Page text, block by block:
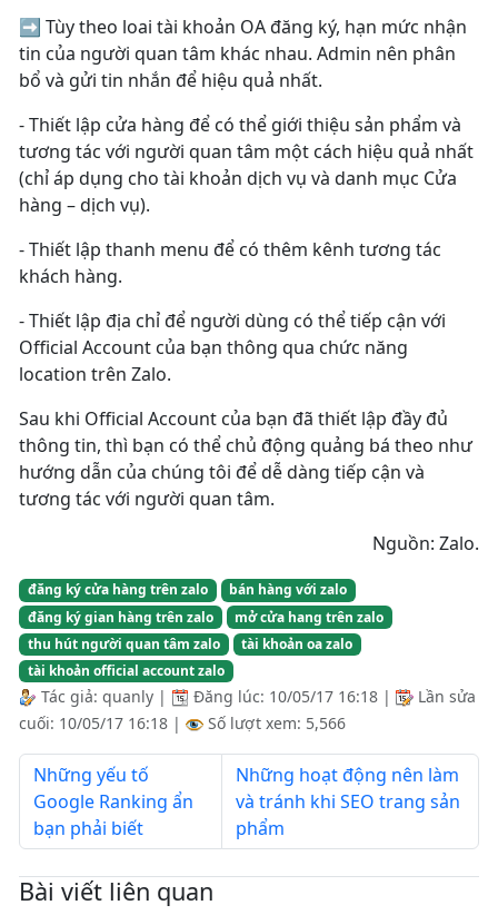
➡ Tùy theo loai tài khoản OA đăng ký, hạn mức nhận
tin của người quan tâm khác nhau. Admin nên phân
bổ và gửi tin nhắn để hiệu quả nhất.
- Thiết lập cửa hàng để có thể giới thiệu sản phẩm và
tương tác với người quan tâm một cách hiệu quả nhất
(chỉ áp dụng cho tài khoản dịch vụ và danh mục Cửa
hàng – dịch vụ).
- Thiết lập thanh menu để có thêm kênh tương tác
khách hàng.
- Thiết lập địa chỉ để người dùng có thể tiếp cận với
Official Account của bạn thông qua chức năng
location trên Zalo.
Sau khi Official Account của bạn đã thiết lập đầy đủ
thông tin, thì bạn có thể chủ động quảng bá theo như
hướng dẫn của chúng tôi để dễ dàng tiếp cận và
tương tác với người quan tâm.
Nguồn: Zalo.
đăng ký cửa hàng trên zalo
bán hàng với zalo
đăng ký gian hàng trên zalo
mở cửa hang trên zalo
thu hút người quan tâm zalo
tài khoản oa zalo
tài khoản official account zalo
Tác giả: quanly | Đăng lúc: 10/05/17 16:18 |
Lần sửa
cuối: 10/05/17 16:18 | Số lượt xem: 5,566
Những yếu tố
Google Ranking ẩn
bạn phải biết
Những hoạt động nên làm
và tránh khi SEO trang sản
phẩm
Bài viết liên quan